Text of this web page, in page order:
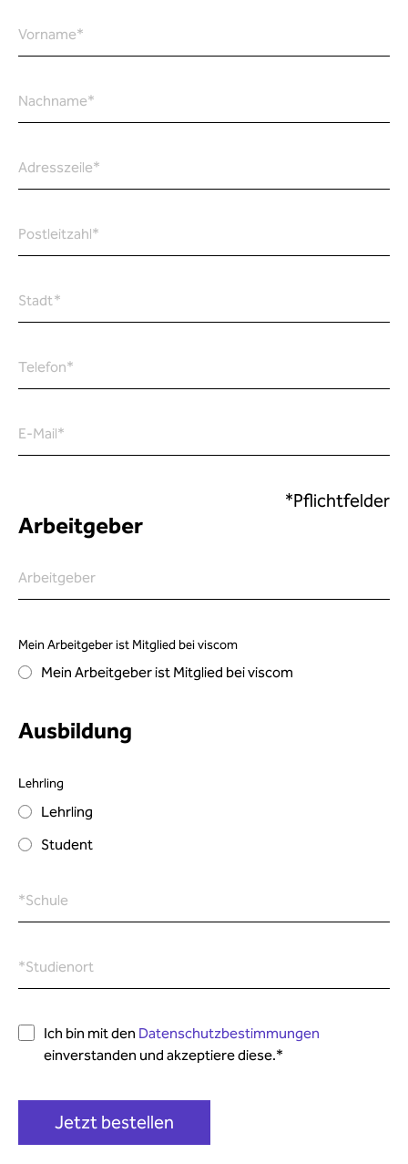
Vorname*
Nachname*
Adresszeile*
Postleitzahl*
Stadt*
Telefon*
E-Mail*
*Pflichtfelder
Arbeitgeber
Arbeitgeber
Mein Arbeitgeber ist Mitglied bei viscom
Mein Arbeitgeber ist Mitglied bei viscom
Ausbildung
Lehrling
Lehrling
Student
*Schule
*Studienort
Ich bin mit den Datenschutzbestimmungen
einverstanden und akzeptiere diese.*